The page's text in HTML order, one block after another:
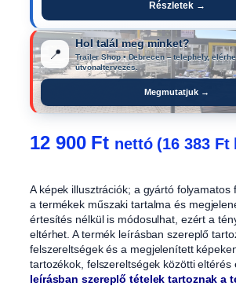
Részletek →
📍
Hol talál meg minket?
Trailer Shop • Debrecen – telephely,
útvonaltervezés.
Megmutatjuk →
12 900 Ft nettó (16 383 Ft
A képek illusztrációk; a gyártó folyamatos
a termékek műszaki tartalma és
értesítés nélkül is módosulhat, ezért a
eltérhet. A termék leírásban szereplő
felszereltségek és a megjelenített
tartozékok, felszereltségek közötti eltérés
leírásban szereplő tételek tartoznak a